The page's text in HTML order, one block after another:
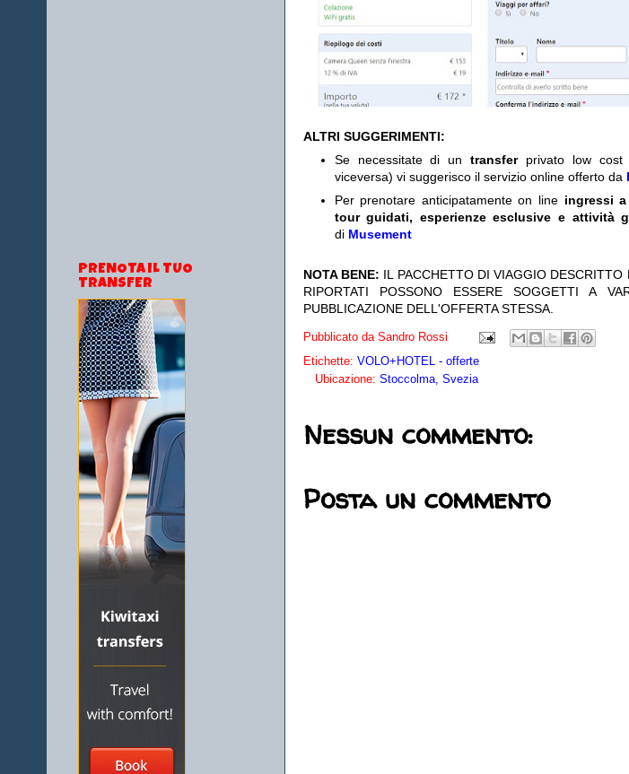
ALTRI SUGGERIMENTI:
Se necessitate di untransfer privato low
viceversa) vi suggerisco il servizio online offerto da
Per prenotare anticipatamente on line ingressi
tour guidati, esperienze esclusive e attività
di Musement
NOTA BENE: IL PACCHETTO DI VIAGGIO
RIPORTATI POSSONO ESSERE SOGGETTI A
PUBBLICAZIONE DELL'OFFERTA STESSA.
Pubblicato da Sandro Rossi
Etichette: VOLO+HOTEL - offerte
Ubicazione: Stoccolma, Svezia
Nessun commento:
Posta un commento
PRENOTA IL TUO
TRANSFER